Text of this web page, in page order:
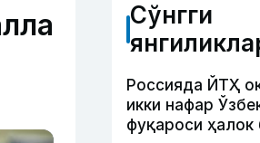
Сўнгги
Россияда ЙТҲ
икки нафар
фуқароси ҳалок